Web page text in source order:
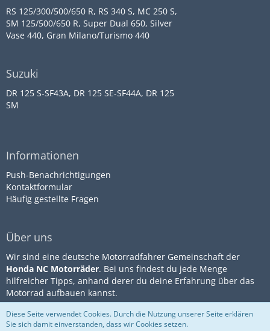
RS 125/300/500/650 R, RS 340 S, MC 250 S,
SM 125/500/650 R, Super Dual 650, Silver
Vase 440, Gran Milano/Turismo 440
Suzuki
DR 125 S-SF43A, DR 125 SE-SF44A, DR 125
SM
Informationen
Push-Benachrichtigungen
Kontaktformular
Häufig gestellte Fragen
Über uns
Wir sind eine deutsche Motorradfahrer Gemeinschaft der
Honda NC Motorräder. Bei uns findest du jede Menge
hilfreicher Tipps, anhand derer du deine Erfahrung über das
Motorrad aufbauen kannst.
Community-Software:WoltLab Impressum
Diese Seite verwendet Cookies. Durch die Nutzung unserer Seite erklären
Sie sich damit einverstanden, dass wir Cookies setzen.